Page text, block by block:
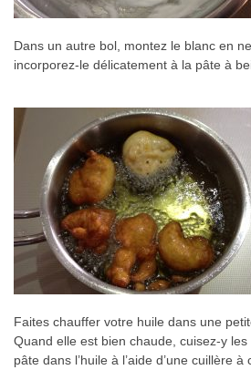
Dans un autre bol, montez le blanc en
incorporez-le délicatement à la pâte à
Faites chauffer votre huile dans une
Quand elle est bien chaude, cuisez-y
pâte dans l’huile à l’aide d’une cuillère